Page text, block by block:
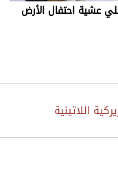
عشية احتفال الأرض
اللاتينية